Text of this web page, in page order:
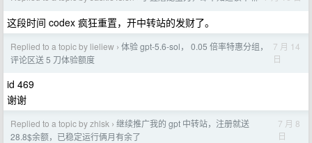
这段时间 codex 疯狂重置，开中转站的发财了。
Replied to a topic by lieliew › 体验 gpt-5.6-sol， 0.05 倍率特惠分组，
评论区送 5 刀体验额度
7 月 14
日
id 469
谢谢
Replied to a topic by zhlsk › 继续推广我的 gpt 中转站，注册就送
28.8$余额，已稳定运行俩月有余了
7 月 8
日